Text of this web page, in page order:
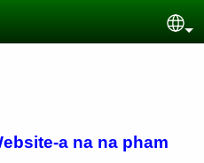
a na na pham